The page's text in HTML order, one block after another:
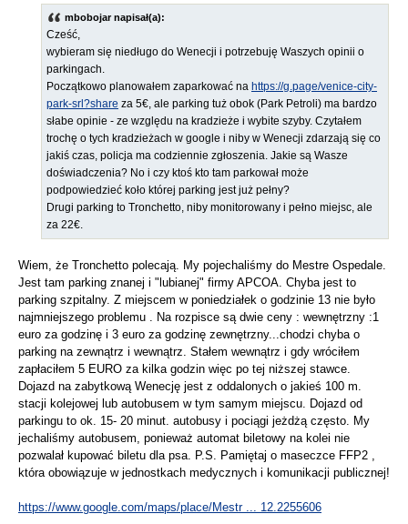
mbobojar napisał(a):
Cześć,
wybieram się niedługo do Wenecji i potrzebuję Waszych opinii o
parkingach.
Początkowo planowałem zaparkować na https://g.page/venice-city-
park-srl?share za 5€, ale parking tuż obok (Park Petroli) ma bardzo
słabe opinie - ze względu na kradzieże i wybite szyby. Czytałem
trochę o tych kradzieżach w google i niby w Wenecji zdarzają się co
jakiś czas, policja ma codziennie zgłoszenia. Jakie są Wasze
doświadczenia? No i czy ktoś kto tam parkował może
podpowiedzieć koło której parking jest już pełny?
Drugi parking to Tronchetto, niby monitorowany i pełno miejsc, ale
za 22€.
Wiem, że Tronchetto polecają. My pojechaliśmy do Mestre Ospedale.
Jest tam parking znanej i "lubianej" firmy APCOA. Chyba jest to
parking szpitalny. Z miejscem w poniedziałek o godzinie 13 nie było
najmniejszego problemu . Na rozpisce są dwie ceny : wewnętrzny :1
euro za godzinę i 3 euro za godzinę zewnętrzny...chodzi chyba o
parking na zewnątrz i wewnątrz. Stałem wewnątrz i gdy wróciłem
zapłaciłem 5 EURO za kilka godzin więc po tej niższej stawce.
Dojazd na zabytkową Wenecję jest z oddalonych o jakieś 100 m.
stacji kolejowej lub autobusem w tym samym miejscu. Dojazd od
parkingu to ok. 15- 20 minut. autobusy i pociągi jeżdżą często. My
jechaliśmy autobusem, ponieważ automat biletowy na kolei nie
pozwalał kupować biletu dla psa. P.S. Pamiętaj o maseczce FFP2 ,
która obowiązuje w jednostkach medycznych i komunikacji publicznej!
https://www.google.com/maps/place/Mestr ... 12.2255606